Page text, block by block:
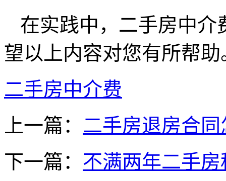
在实践中，二手房中介
望以上内容对您有所帮助
二手房中介费
上一篇： 二手房退房合
下一篇： 不满两年二手